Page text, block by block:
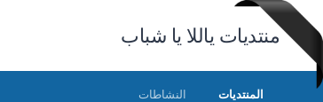
منتديات ياللا يا شباب
المنتديات النشاطات